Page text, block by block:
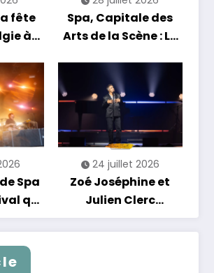
fête
à
Spa, Capitale des
Arts de la Scène : Le
Spa
qui
entre
et
de
24 juillet 2026
Zoé Joséphine et
Julien Clerc
clôturent en beauté
Les Nuits